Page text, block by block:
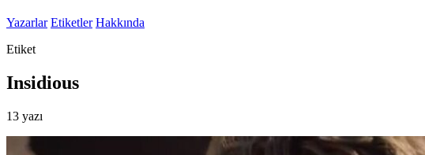
Yazarlar Etiketler Hakkında
Etiket
Insidious
13 yazı